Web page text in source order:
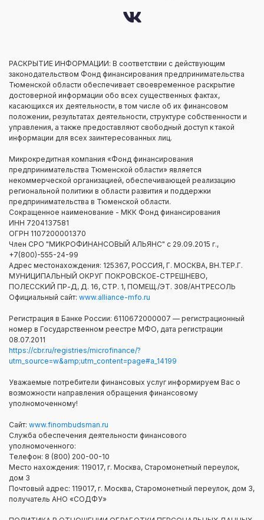
РАСКРЫТИЕ ИНФОРМАЦИИ: В соответствии с действующим
законодательством Фонд финансирования предпринимательства
Тюменской области обеспечивает своевременное раскрытие
достоверной информации обо всех существенных фактах,
касающихся их деятельности, в том числе об их финансовом
положении, результатах деятельности, структуре собственности и
управления, а также предоставляют свободный доступ к такой
информации для всех заинтересованных лиц.
Микрокредитная компания «Фонд финансирования
предпринимательства Тюменской области» является
некоммерческой организацией, обеспечивающей реализацию
региональной политики в области развития и поддержки
предпринимательства в Тюменской области.
Сокращенное наименование - МКК Фонд финансирования
ИНН 7204137581
ОГРН 1107200001370
Член СРО "МИКРОФИНАНСОВЫЙ АЛЬЯНС" с 29.09.2015 г.,
+7(800)-555-24-99
Адрес местонахождения: 125367, РОССИЯ, Г. МОСКВА, ВН.ТЕР.Г.
МУНИЦИПАЛЬНЫЙ ОКРУГ ПОКРОВСКОЕ-СТРЕШНЕВО,
ПОЛЕССКИЙ ПР-Д, Д. 16, СТР. 1, ПОМЕЩ./ЭТ. 308/АНТРЕСОЛЬ
Официальный сайт: www.alliance-mfo.ru
Регистрация в Банке России: 6110672000007 — регистрационный
номер в Государственном реестре МФО, дата регистрации
08.07.2011
https://cbr.ru/registries/microfinance/?
utm_source=w&amp;utm_content=page#a_14199
Уважаемые потребители финансовых услуг информируем Вас о
возможности направления обращения финансовому
уполномоченному!
Сайт: www.finombudsman.ru
Служба обеспечения деятельности финансового
уполномоченного:
Телефон: 8 (800) 200-00-10
Место нахождения: 119017, г. Москва, Старомонетный переулок,
дом 3
Почтовый адрес: 119017, г. Москва, Старомонетный переулок, дом 3,
получатель АНО «СОДФУ»